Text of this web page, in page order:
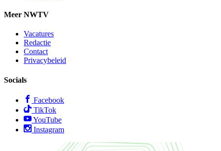
Meer NWTV
Vacatures
Redactie
Contact
Privacybeleid
Socials
Facebook
TikTok
YouTube
Instagram